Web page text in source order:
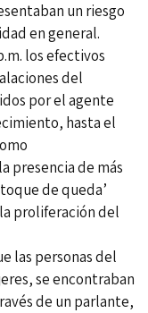
un riesgo
en general.
los efectivos
del
por el agente
hasta el
presencia de más
de queda’
proliferación del
las personas del
se encontraban
de un parlante,